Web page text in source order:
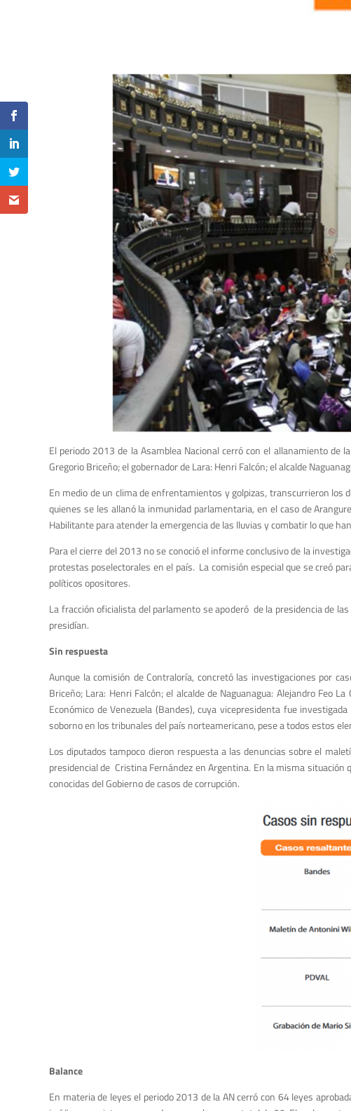
El periodo 2013 de la Asamblea Nacional cerró con el allanamiento de
Gregorio Briceño; el gobernador de Lara: Henri Falcón; el alcalde
En medio de un clima de enfrentamientos y golpizas, transcurrieron los
quienes se les allanó la inmunidad parlamentaria, en el caso de
Habilitante para atender la emergencia de las lluvias y combatir lo que
Para el cierre del 2013 no se conoció el informe conclusivo de la
protestas poselectorales en el país. La comisión especial que se creó
políticos opositores.
La fracción oficialista del parlamento se apoderó de la presidencia de
presidían.
Sin respuesta
Aunque la comisión de Contraloría, concretó las investigaciones por
Briceño; Lara: Henri Falcón; el alcalde de Naguanagua: Alejandro Feo
Económico de Venezuela (Bandes), cuya vicepresidenta fue
soborno en los tribunales del país norteamericano, pese a todos estos
Los diputados tampoco dieron respuesta a las denuncias sobre el
presidencial de Cristina Fernández en Argentina. En la misma situación
conocidas del Gobierno de casos de corrupción.
Balance
En materia de leyes el periodo 2013 de la AN cerró con 64 leyes